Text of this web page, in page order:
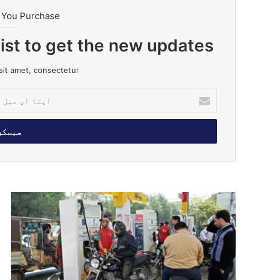
Purchase
to get the new updates!
amet, consectetur.
ن
ا
ل
ک
ا
پ
ت
ا
پ
ی
ٹ
ل
ک